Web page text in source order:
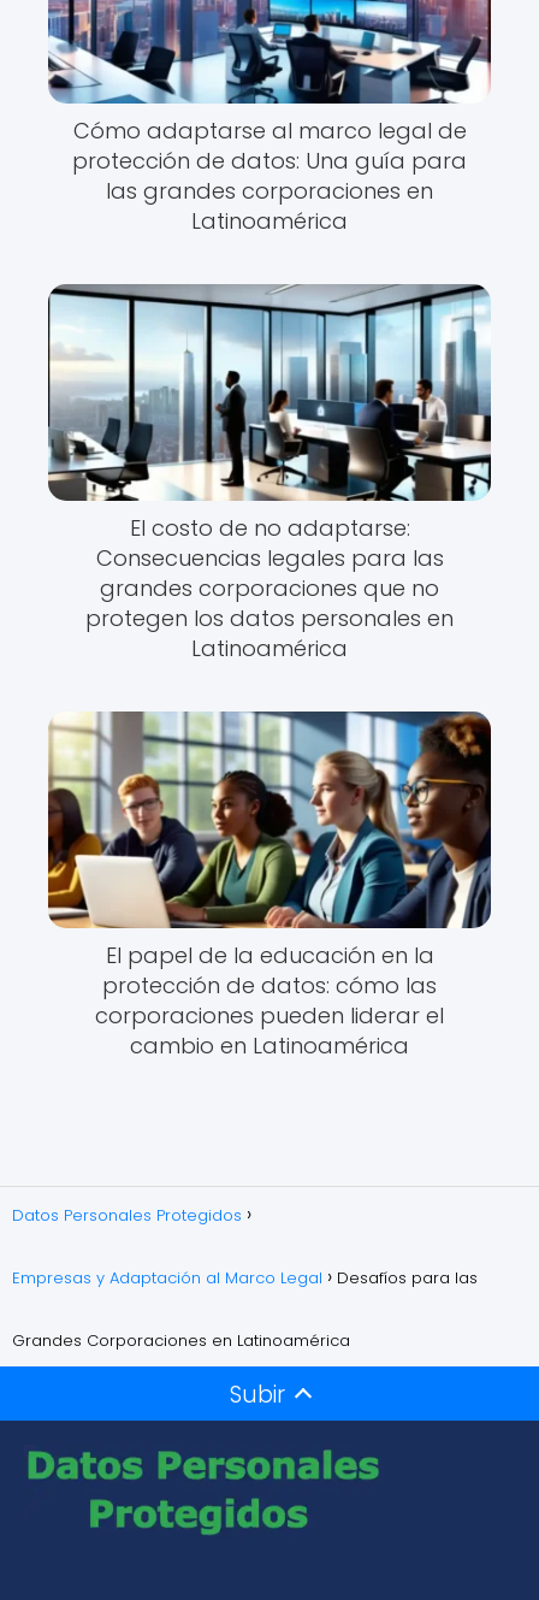
Cómo adaptarse al marco legal de
protección de datos: Una guía para
las grandes corporaciones en
Latinoamérica
El costo de no adaptarse:
Consecuencias legales para las
grandes corporaciones que no
protegen los datos personales en
Latinoamérica
El papel de la educación en la
protección de datos: cómo las
corporaciones pueden liderar el
cambio en Latinoamérica
Datos Personales Protegidos
Empresas y Adaptación al Marco Legal Desafíos para las
Grandes Corporaciones en Latinoamérica
Subir